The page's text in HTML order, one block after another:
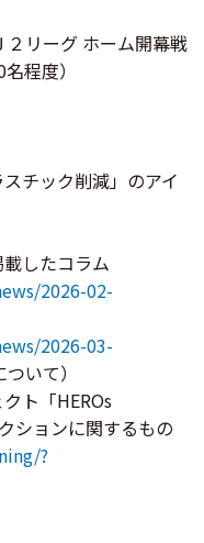
リーグ ホーム開幕戦
程度）
チック削減」のアイ
したコラム
2026-02-
2026-03-
いて）
ト「HEROs
ションに関するもの
?